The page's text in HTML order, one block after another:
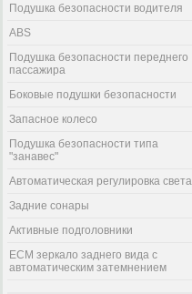
Подушка безопасности водителя
ABS
Подушка безопасности переднего
пассажира
Боковые подушки безопасности
Запасное колесо
Подушка безопасности типа
"занавес"
Автоматическая регулировка света
Задние сонары
Активные подголовники
ECM зеркало заднего вида с
автоматическим затемнением